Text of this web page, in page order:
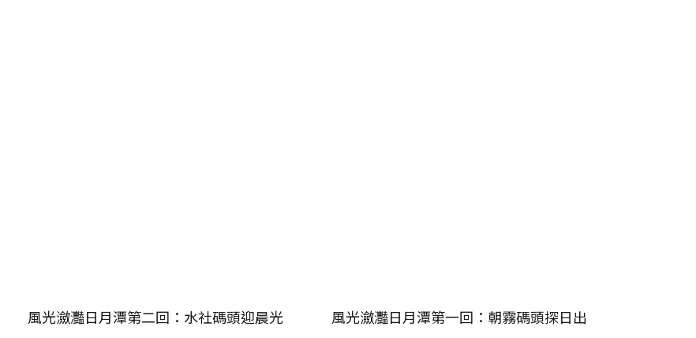
風光瀲灩日月潭第二回：水社碼頭迎晨光 風光瀲灩日月潭第一回：朝霧碼頭探日出